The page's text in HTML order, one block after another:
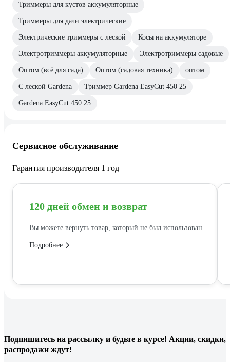
Триммеры для кустов аккумуляторные
Триммеры для дачи электрические
Электрические триммеры с леской Косы на аккумуляторе
Электротриммеры аккумуляторные Электротриммеры садовые
Оптом (всё для сада) Оптом (садовая техника) оптом
С леской Gardena Триммер Gardena EasyCut 450 25
Gardena EasyCut 450 25
Сервисное обслуживание
Гарантия производителя 1 год
120 дней обмен и возврат
Вы можете вернуть товар, который не был использован
Подробнее
Подпишитесь на рассылку и будьте в курсе! Акции, скидки,
распродажи ждут!